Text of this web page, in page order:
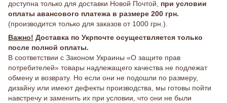
доступна только для доставки Новой Почтой, при условии
оплаты авансового платежа в размере 200 грн.
(производится только для заказов от 1000 грн.).
Важно! Доставка по Укрпочте осуществляется только
после полной оплаты.
В соответствии с Законом Украины «О защите прав
потребителей» товары надлежащего качества не подлежат
обмену и возврату. Но если они не подошли по размеру,
дизайну или имеют дефекты производства, мы готовы пойти
навстречу и заменить их при условии, что они не были